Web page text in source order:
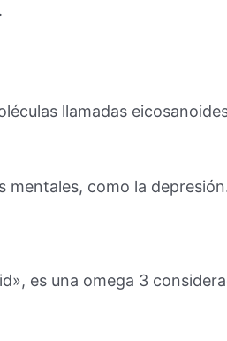
llamadas
como la
es una omega 3